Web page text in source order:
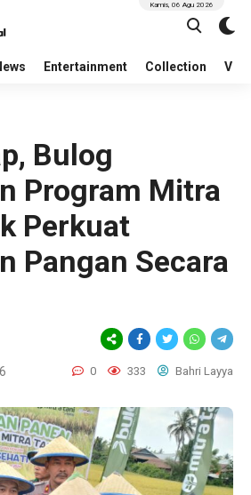
Entertainment Collection
Kamis, 06 Agu 2026
Bulog
Program Mitra
Perkuat
Pangan Secara
0 333 Bahri Layya